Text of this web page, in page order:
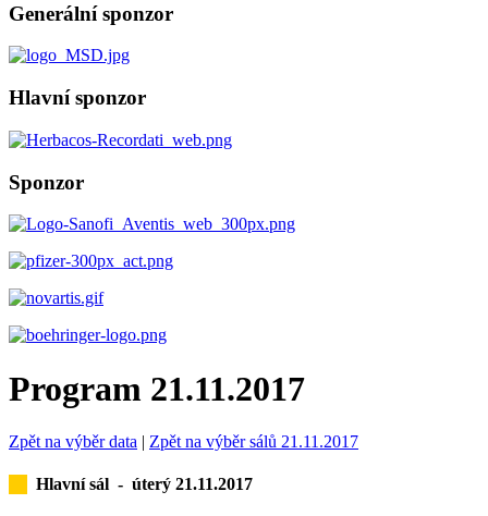
Generální sponzor
Hlavní sponzor
Sponzor
Program 21.11.2017
Zpět na výběr data | Zpět na výběr sálů 21.11.2017
Hlavní sál - úterý 21.11.2017